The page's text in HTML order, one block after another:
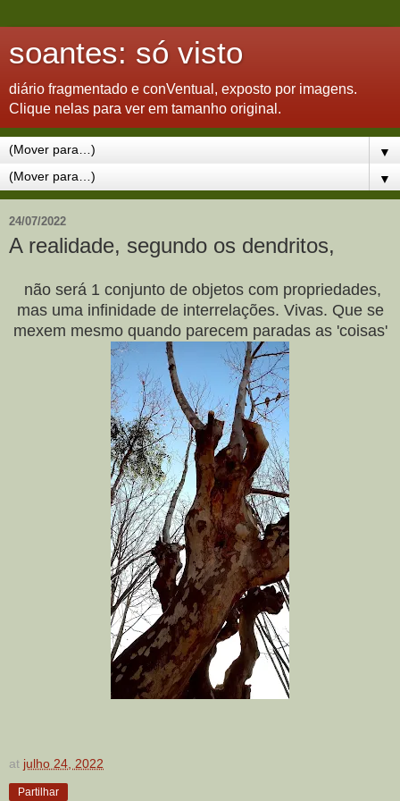
soantes: só visto
diário fragmentado e conVentual, exposto por imagens.
Clique nelas para ver em tamanho original.
▼
▼
24/07/2022
A realidade, segundo os dendritos,
não será 1 conjunto de objetos com propriedades,
mas uma infinidade de interrelações. Vivas. Que se
mexem mesmo quando parecem paradas as 'coisas'
at julho 24, 2022
Partilhar